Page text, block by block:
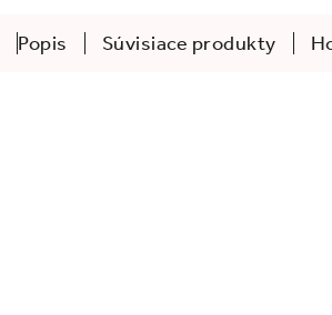
Popis Súvisiace produkty